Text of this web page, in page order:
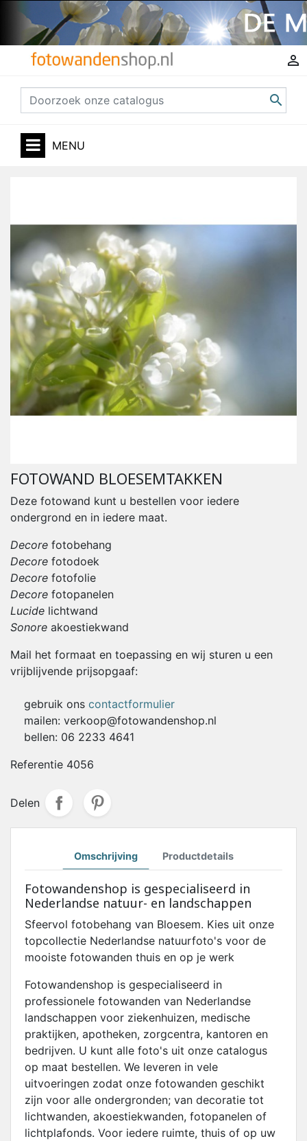


MENU
FOTOWAND BLOESEMTAKKEN
Deze fotowand kunt u bestellen voor iedere
ondergrond en in iedere maat.
Decore fotobehang
Decore fotodoek
Decore fotofolie
Decore fotopanelen
Lucide lichtwand
Sonore akoestiekwand
Mail het formaat en toepassing en wij sturen u een
vrijblijvende prijsopgaaf:
gebruik ons contactformulier
mailen: verkoop@fotowandenshop.nl
bellen: 06 2233 4641
Referentie 4056
Delen
Omschrijving Productdetails
Fotowandenshop is gespecialiseerd in
Nederlandse natuur- en landschappen
Sfeervol fotobehang van Bloesem. Kies uit onze
topcollectie Nederlandse natuurfoto's voor de
mooiste fotowanden thuis en op je werk
Fotowandenshop is gespecialiseerd in
professionele fotowanden van Nederlandse
landschappen voor ziekenhuizen, medische
praktijken, apotheken, zorgcentra, kantoren en
bedrijven. U kunt alle foto's uit onze catalogus
op maat bestellen. We leveren in vele
uitvoeringen zodat onze fotowanden geschikt
zijn voor alle ondergronden; van decoratie tot
lichtwanden, akoestiekwanden, fotopanelen of
lichtplafonds. Voor iedere ruimte, thuis of op uw